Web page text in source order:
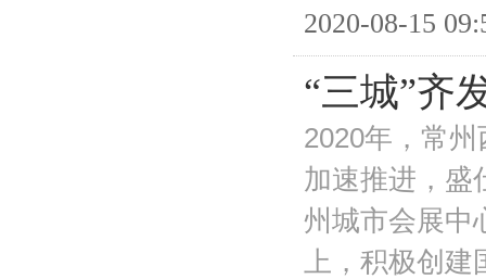
2020-08-15
“三城”齐
2020年，常
加速推进，盛
州城市会展中
上，积极创